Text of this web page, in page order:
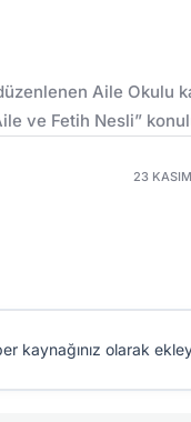
Aile Okulu
ve Fetih Nesli”
23
kaynağınız olarak